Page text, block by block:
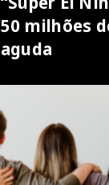
50 milhões
aguda